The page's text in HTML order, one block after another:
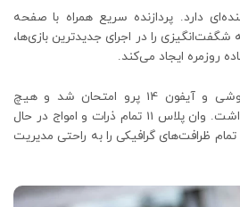
خیره‌کننده‌ای دارد. پردازنده سریع همراه با صفحه
شگفت‌انگیزی را در اجرای جدیدترین بازی‌ها،
روزمره ایجاد می‌کند.
تست اجرا یبازی روی این گوشی و آیفون 14 پرو امتحان شد و هیچ
شباهتی بین این دو وجود نداشت. وان پلاس 11 تمام ذرات و امواج در حال
ظرافت‌های گرافیکی را به راحتی مدیریت